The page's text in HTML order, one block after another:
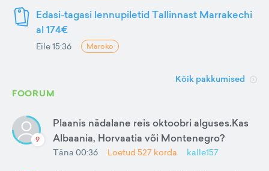
Edasi-tagasi lennupiletid Tallinnast Marrakechi
al 174€
Eile 15:36 Maroko
Kõik pakkumised
FOORUM
9
Plaanis nädalane reis oktoobri alguses.Kas
Albaania, Horvaatia või Montenegro?
Täna 00:36 Loetud 527 korda kalle157